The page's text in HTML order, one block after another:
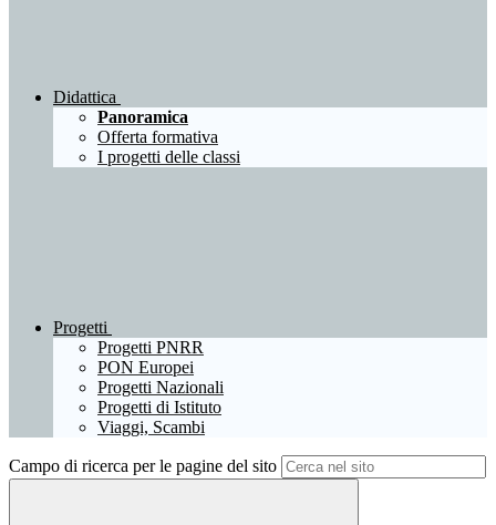
Didattica
Panoramica
Offerta formativa
I progetti delle classi
Progetti
Progetti PNRR
PON Europei
Progetti Nazionali
Progetti di Istituto
Viaggi, Scambi
Campo di ricerca per le pagine del sito